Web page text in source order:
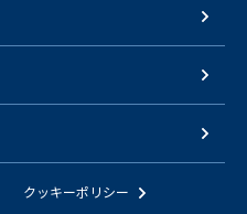
クッキーポリシー